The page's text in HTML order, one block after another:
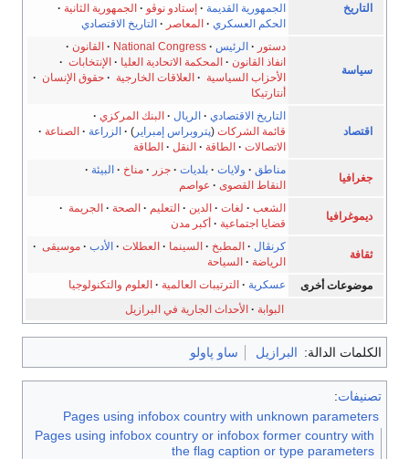
التاريخ
الجمهورية القديمة · إستادو نوڤو · الجمهورية الثانية ·
الحكم العسكري · المعاصر · التاريخ الاقتصادي
سياسة
دستور · الرئيس ·
National Congress
· القانون ·
انفاذ القانون · المحكمة الاتحادية العليا · الإنتخابات ·
الأحزاب السياسية · العلاقات الخارجية · حقوق الإنسان ·
أنتارتيكا
اقتصاد
التاريخ الاقتصادي · الريال · البنك المركزي ·
قائمة الشركات (پتروبراس إمبراير)
· الزراعة · الصناعة ·
الاتصالات · الطاقة · النقل · الطاقة
جغرافيا
مناطق · ولايات · بلديات · جزر · مناخ · البيئة ·
النقاط القصوى · عواصم
ديموغرافيا
الشعب · لغات · الدين · التعليم · الصحة · الجريمة ·
قضايا اجتماعية · أكبر مدن
ثقافة
كرنڤال · المطبخ · السينما · العطلات · الأدب · موسيقى ·
الرياضة · السياحة
موضوعات أخرى
عسكرية · الترتيبات العالمية · العلوم والتكنولوجيا
البوابة · الأحداث الجارية في البرازيل
الكلمات الدالة: البرازيل ساو پاولو
تصنيفات:
Pages using infobox country with unknown parameters
Pages using infobox country or infobox former country with
the flag caption or type parameters